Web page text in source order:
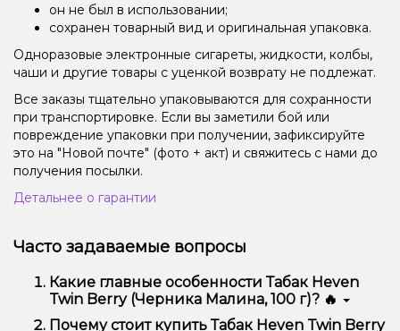
он не был в использовании;
сохранен товарный вид и оригинальная упаковка.
Одноразовые электронные сигареты, жидкости, колбы,
чаши и другие товары с уценкой возврату не подлежат.
Все заказы тщательно упаковываются для сохранности
при транспортировке. Если вы заметили бой или
повреждение упаковки при получении, зафиксируйте
это на "Новой почте" (фото + акт) и свяжитесь с нами до
получения посылки.
Детальнее о гарантии
Часто задаваемые вопросы
Какие главные особенности Табак Heven
Twin Berry (Черника Малина, 100 г)? 🔥
Табак Heven Twin Berry (Черника Малина, 100 г)
Почему стоит купить Табак Heven Twin Berry